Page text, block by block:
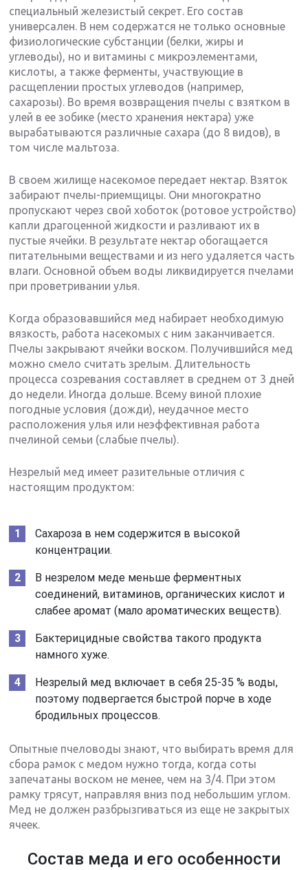
специальный железистый секрет. Его состав
универсален. В нем содержатся не только основные
физиологические субстанции (белки, жиры и
углеводы), но и витамины с микроэлементами,
кислоты, а также ферменты, участвующие в
расщеплении простых углеводов (например,
сахарозы). Во время возвращения пчелы с взятком в
улей в ее зобике (место хранения нектара) уже
вырабатываются различные сахара (до 8 видов), в
том числе мальтоза.
В своем жилище насекомое передает нектар. Взяток
забирают пчелы-приемщицы. Они многократно
пропускают через свой хоботок (ротовое устройство)
капли драгоценной жидкости и разливают их в
пустые ячейки. В результате нектар обогащается
питательными веществами и из него удаляется часть
влаги. Основной объем воды ликвидируется пчелами
при проветривании улья.
Когда образовавшийся мед набирает необходимую
вязкость, работа насекомых с ним заканчивается.
Пчелы закрывают ячейки воском. Получившийся мед
можно смело считать зрелым. Длительность
процесса созревания составляет в среднем от 3 дней
до недели. Иногда дольше. Всему виной плохие
погодные условия (дожди), неудачное место
расположения улья или неэффективная работа
пчелиной семьи (слабые пчелы).
Незрелый мед имеет разительные отличия с
настоящим продуктом:
Сахароза в нем содержится в высокой
концентрации.
В незрелом меде меньше ферментных
соединений, витаминов, органических кислот и
слабее аромат (мало ароматических веществ).
Бактерицидные свойства такого продукта
намного хуже.
Незрелый мед включает в себя 25-35 % воды,
поэтому подвергается быстрой порче в ходе
бродильных процессов.
Опытные пчеловоды знают, что выбирать время для
сбора рамок с медом нужно тогда, когда соты
запечатаны воском не менее, чем на 3/4. При этом
рамку трясут, направляя вниз под небольшим углом.
Мед не должен разбрызгиваться из еще не закрытых
ячеек.
Состав меда и его особенности